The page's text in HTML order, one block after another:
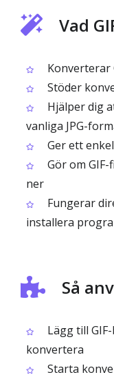
Vad
Konverterar
Stöder
Hjälper dig
vanliga JPG-
Ger ett
Gör om
ner
Fungerar
installera
Så
Lägg till
konvertera
Starta